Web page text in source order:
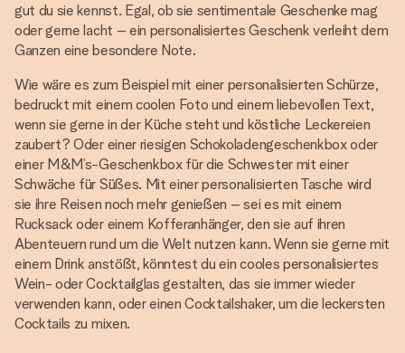
gut du sie kennst. Egal, ob sie sentimentale Geschenke mag
oder gerne lacht – ein personalisiertes Geschenk verleiht dem
Ganzen eine besondere Note.
Wie wäre es zum Beispiel mit einer personalisierten Schürze,
bedruckt mit einem coolen Foto und einem liebevollen Text,
wenn sie gerne in der Küche steht und köstliche Leckereien
zaubert? Oder einer riesigen Schokoladengeschenkbox oder
einer M&M’s-Geschenkbox für die Schwester mit einer
Schwäche für Süßes. Mit einer personalisierten Tasche wird
sie ihre Reisen noch mehr genießen – sei es mit einem
Rucksack oder einem Kofferanhänger, den sie auf ihren
Abenteuern rund um die Welt nutzen kann. Wenn sie gerne mit
einem Drink anstößt, könntest du ein cooles personalisiertes
Wein- oder Cocktailglas gestalten, das sie immer wieder
verwenden kann, oder einen Cocktailshaker, um die leckersten
Cocktails zu mixen.